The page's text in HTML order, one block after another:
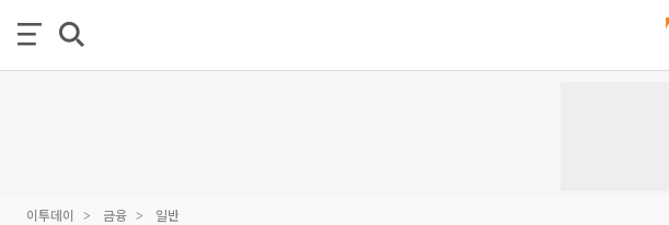
이투데이 금융 일반